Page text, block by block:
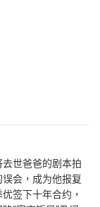
世爸爸的剧本拍
会，成为他报复
签下十年合约，